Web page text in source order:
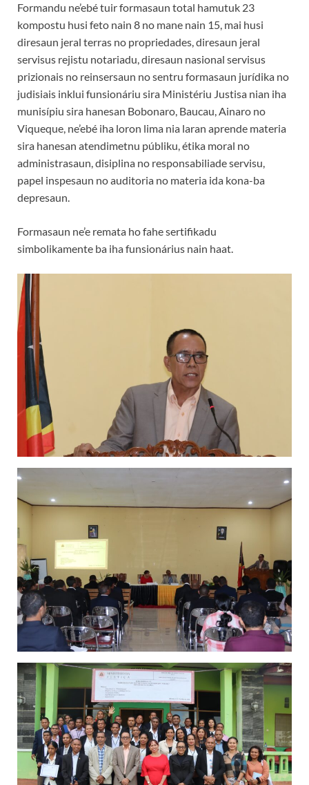
Formandu ne’ebé tuir formasaun total hamutuk 23
kompostu husi feto nain 8 no mane nain 15, mai husi
diresaun jeral terras no propriedades, diresaun jeral
servisus rejistu notariadu, diresaun nasional servisus
prizionais no reinsersaun no sentru formasaun jurídika no
judisiais inklui funsionáriu sira Ministériu Justisa nian iha
munisípiu sira hanesan Bobonaro, Baucau, Ainaro no
Viqueque, ne’ebé iha loron lima nia laran aprende materia
sira hanesan atendimetnu públiku, étika moral no
administrasaun, disiplina no responsabiliade servisu,
papel inspesaun no auditoria no materia ida kona-ba
depresaun.
Formasaun ne’e remata ho fahe sertifikadu
simbolikamente ba iha funsionárius nain haat.